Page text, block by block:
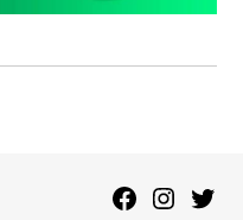
Facebook